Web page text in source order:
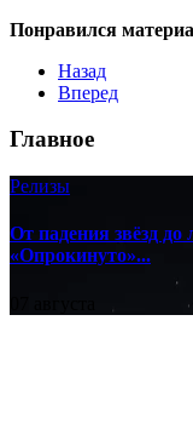
Понравился
Назад
Вперед
Главное
Релизы
От падения звёзд
«Опрокинуто»...